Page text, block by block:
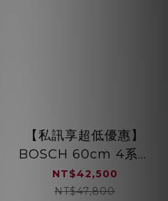
【私訊享超低優惠】
BOSCH 60cm 4系列
全嵌式洗碗機 水量自
動偵測
NT$42,500
NT$47,800